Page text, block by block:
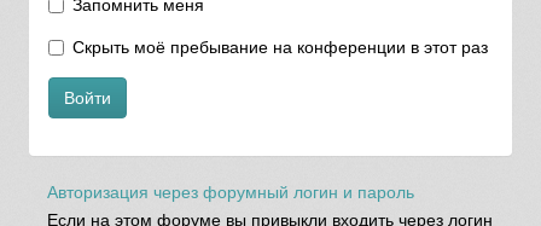
Запомнить меня
Скрыть моё пребывание на конференции в этот раз
Войти
Авторизация через форумный логин и пароль
Если на этом форуме вы привыкли входить через логин